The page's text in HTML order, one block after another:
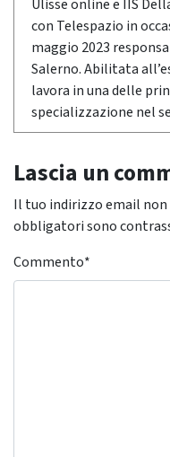
Ulisse online e IIS
con Telespazio in
maggio 2023
Salerno. Abilitata
lavora in una delle
specializzazione nel
Lascia un
Il tuo indirizzo email
obbligatori sono
Commento*